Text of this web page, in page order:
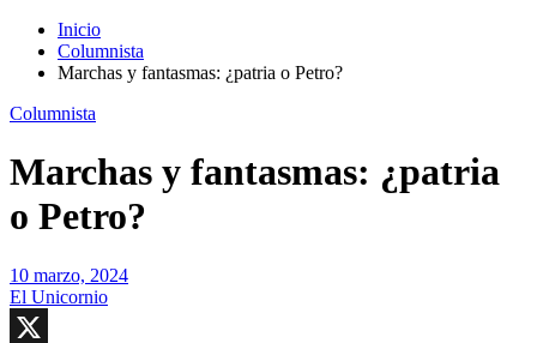
Inicio
Columnista
Marchas y fantasmas: ¿patria o Petro?
Columnista
Marchas y fantasmas: ¿patria
o Petro?
10 marzo, 2024
El Unicornio